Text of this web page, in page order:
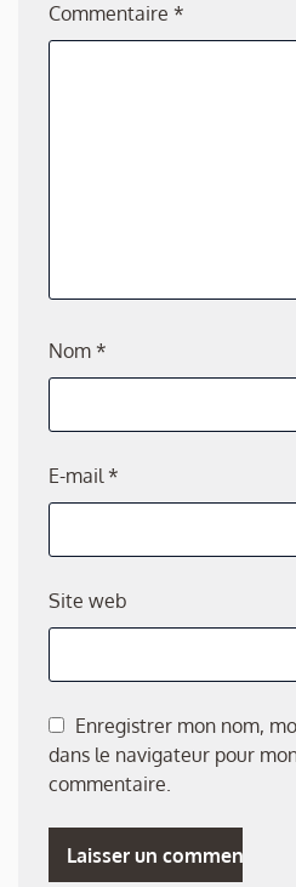
Commentaire *
Nom *
E-mail*
Site web
Enregistrer mon nom,
dans le navigateur pour
commentaire.